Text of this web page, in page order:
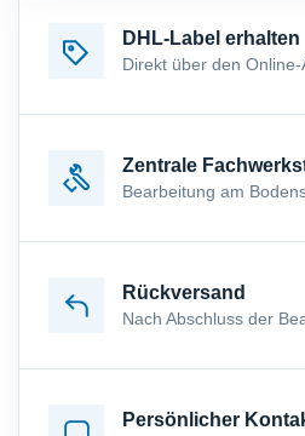
DHL-Label erhalten
Direkt über den Online-
Zentrale
Bearbeitung am
Rückversand
Nach Abschluss der
Persönlicher